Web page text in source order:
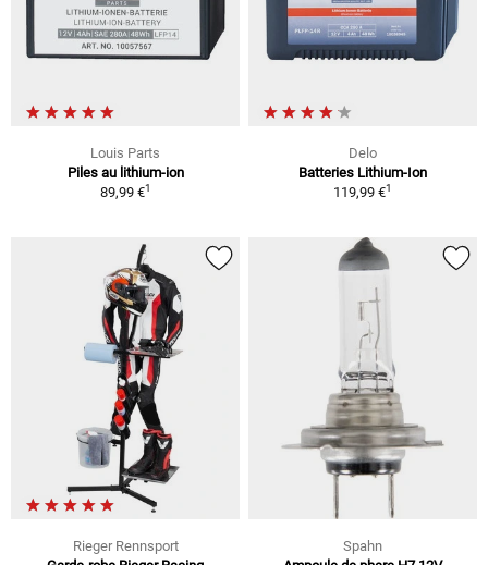
Louis Parts
Piles au lithium-ion
89,99 €1
Delo
Batteries Lithium-Ion
119,99 €1
Rieger Rennsport
Spahn